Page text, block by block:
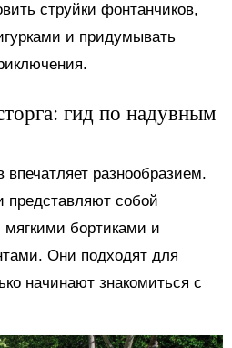
струйки фонтанчиков,
и придумывать
гид по надувным
разнообразием.
собой
мягкими бортиками и
Они подходят для
начинают знакомиться с